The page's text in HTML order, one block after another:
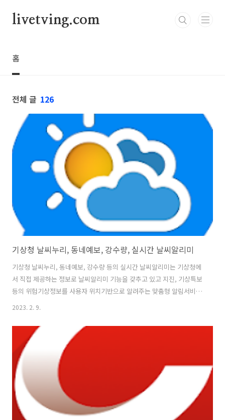
livetving.com
홈
전체 글 126
기상청 날씨누리, 동네예보, 강수량, 실시간 날씨알리미
기상청 날씨누리, 동네예보, 강수량 등의 실시간 날씨알리미는 기상청에
서 직접 제공하는 정보로 날씨알리미 기능을 갖추고 있고 지진, 기상특보
등의 위험기상정보를 사용자 위치기반으로 알려주는 맞춤형 알림서비스
입니다. 앱 실행 시 내가 원하는 지역의 날씨상황을 한 눈에 볼 수 있고 지
진 날씨 등 특이현상을 제보하고 공유하는 기능이 포함되어 있습니다. 폰
화면에서 간편하게 날씨확인이 가능한 날씨위젯 기능을 제공하며, 기상
청이 제공하는 실시간 날씨정보로 신뢰성이 높고, 이를 통해 날씨, 알림,
제보, 대기질 정보, 일출과 일몰, 오늘의 날씨등의 실시간 확인이 가능하
고, 하늘 상황에 따라 변하는 배경을 제공하여 날씨 위젯으로 바로 날씨
확인도 ..
2023. 2. 9.